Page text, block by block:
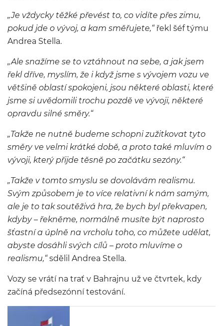
„Je vždycky těžké převést to, co vidíte přes zimu,
pokud jde o vývoj, a kam směřujete,“řekl šéf týmu
Andrea Stella.
„Ale snažíme se to vztáhnout na sebe, a jak jsem
řekl dříve, myslím, že i když jsme s vývojem vozu ve
většině oblastí spokojeni, jsou některé oblasti, které
jsme si uvědomili trochu pozdě ve vývoji, některé
opravdu silné směry.“
„Takže ne nutně budeme schopni zužitkovat tyto
směry ve velmi krátké době, a proto také mluvím o
vývoji, který přijde těsně po začátku sezóny.“
„Takže v tomto smyslu se dovolávám realismu.
Svým způsobem je to více relativní k nám samým,
ale je to tak soutěživá hra, že bych byl překvapen,
kdyby – řekněme, normálně musíte být naprosto
šťastní a úplně na vrcholu toho, co můžete udělat,
abyste dosáhli svých cílů – proto mluvíme o
realismu,“sdělil Andrea Stella.
Vozy se vrátí na trať v Bahrajnu už ve čtvrtek, kdy
začíná předsezónní testování.